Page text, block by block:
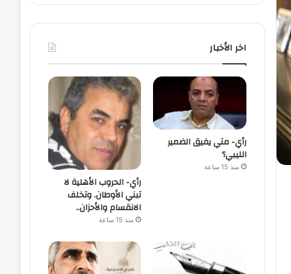
اخر الأخبار
رأي- متي يفيق الضمير
الليبي؟
منذ 15 ساعة
رأي- الحروب الأهلية لا
تبني الأوطان. وتخلف
الانقسام والأحزان..
منذ 15 ساعة